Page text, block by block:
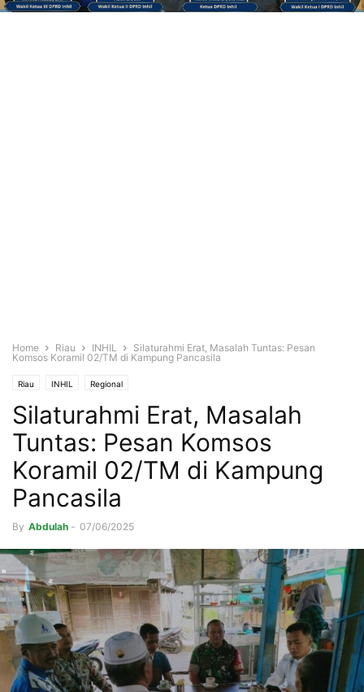
Home Riau INHIL
Silaturahmi Erat, Masalah Tuntas: Pesan
Komsos Koramil 02/TM di Kampung Pancasila
Riau INHIL Regional
Silaturahmi Erat, Masalah
Tuntas: Pesan Komsos
Koramil 02/TM di Kampung
Pancasila
By Abdulah - 07/06/2025